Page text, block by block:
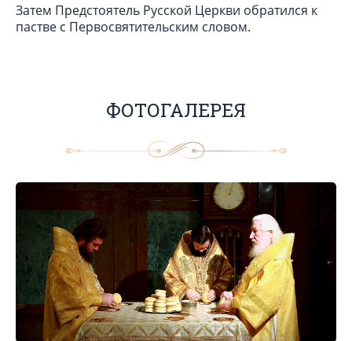
Затем Предстоятель Русской Церкви обратился к
пастве с Первосвятительским словом.
ФОТОГАЛЕРЕЯ